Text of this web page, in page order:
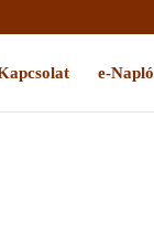
e-Napló